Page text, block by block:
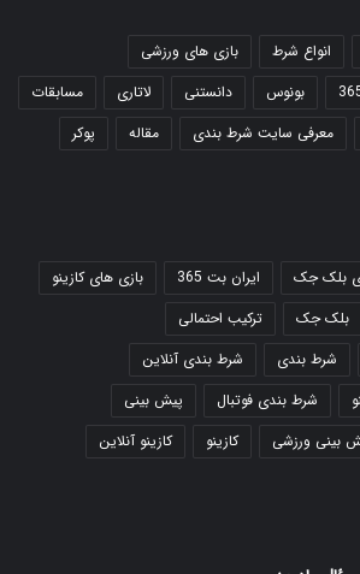
انواع شرط
بازی های ورزشی
بونوس دانستنی لاتاری
مسابقات
معرفی سایت شرط بندی مقاله پوکر
بلک جک ایران بت 365
بازی های کازینو
بلک جک
ترکیب احتمالی
شرط بندی
شرط بندی آنلاین
شرط بندی فوتبال
پیش بینی
بینی ورزشی کازینو کازینو آنلاین